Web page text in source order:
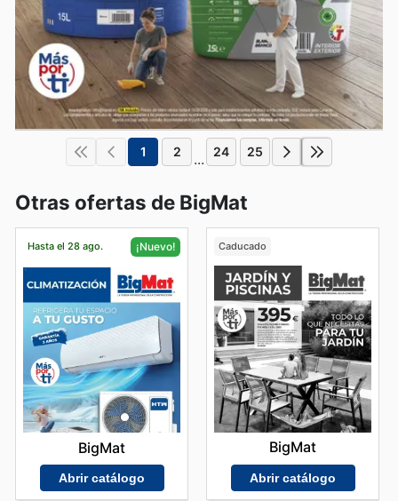
1 2 ... 24 25
Otras ofertas de BigMat
Hasta el 28 ago. ¡Nuevo!
BigMat
Abrir catálogo
Caducado
BigMat
Abrir catálogo